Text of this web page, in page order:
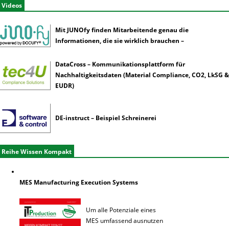
Videos
Mit JUNOfy finden Mitarbeitende genau die
Informationen, die sie wirklich brauchen –
DataCross – Kommunikationsplattform für
Nachhaltigkeitsdaten (Material Compliance, CO2, LkSG &
EUDR)
DE-instruct – Beispiel Schreinerei
Reihe Wissen Kompakt
MES Manufacturing Execution Systems
Um alle Potenziale eines
MES umfassend ausnutzen